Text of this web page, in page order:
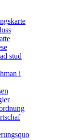
stud
i